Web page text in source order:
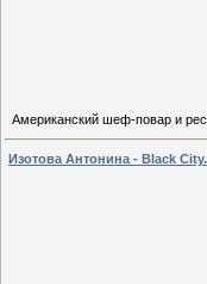
Американский шеф-повар и
Изотова Антонина - Black